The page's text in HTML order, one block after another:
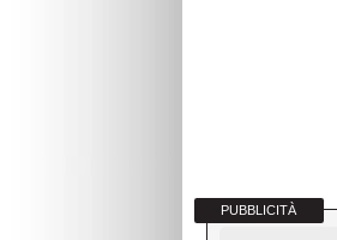
PUBBLICITÀ